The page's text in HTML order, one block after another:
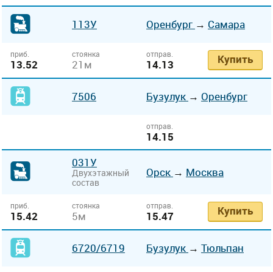
113У Оренбург → Самара
приб.
13.52
стоянка
21м
отправ.
14.13 Купить
7506 Бузулук → Оренбург
отправ.
14.15
031У
Двухэтажный
состав
Орск → Москва
приб.
15.42
стоянка
5м
отправ.
15.47 Купить
6720/6719 Бузулук → Тюльпан